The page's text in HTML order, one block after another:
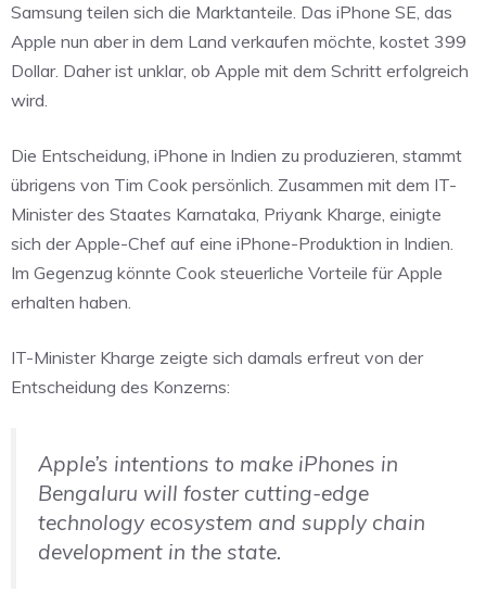
Samsung teilen sich die Marktanteile. Das iPhone SE, das
Apple nun aber in dem Land verkaufen möchte, kostet 399
Dollar. Daher ist unklar, ob Apple mit dem Schritt erfolgreich
wird.
Die Entscheidung, iPhone in Indien zu produzieren, stammt
übrigens von Tim Cook persönlich. Zusammen mit dem IT-
Minister des Staates Karnataka, Priyank Kharge, einigte
sich der Apple-Chef auf eine iPhone-Produktion in Indien.
Im Gegenzug könnte Cook steuerliche Vorteile für Apple
erhalten haben.
IT-Minister Kharge zeigte sich damals erfreut von der
Entscheidung des Konzerns:
Apple’s intentions to make iPhones in
Bengaluru will foster cutting-edge
technology ecosystem and supply chain
development in the state.